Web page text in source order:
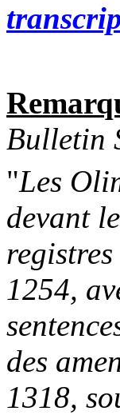
Bulletin
"Les
devant
1254,
des
1318,